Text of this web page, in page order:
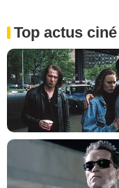
Top actus